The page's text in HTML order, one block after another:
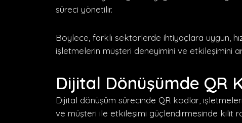
süreci yönetilir.
Böylece, farklı sektörlerde ihtiyaçlara uygun,
işletmelerin müşteri deneyimini ve etkileşimini
Dijital Dönüşümde QR
Dijital dönüşüm sürecinde QR kodlar,
ve müşteri ile etkileşimi güçlendirmesinde kilit